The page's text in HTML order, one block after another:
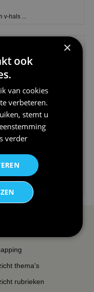
hals ...
st...
thema's
rubrieken
×
ook
van cookies
verbeteren.
stemt u
verder